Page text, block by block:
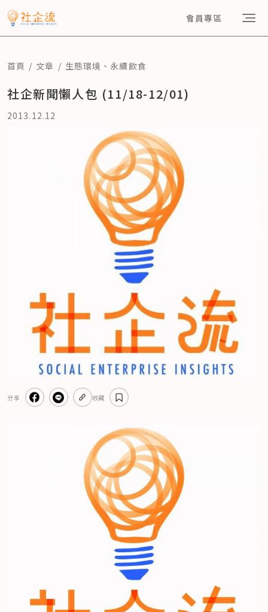
會員專區
首頁 文章 生態環境 、永續飲食
社企新聞懶人包 (11/18-12/01)
2013.12.12
分享 收藏